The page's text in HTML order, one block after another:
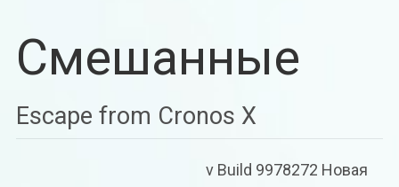
Смешанные
Escape from Cronos X
v Build 9978272 Новая